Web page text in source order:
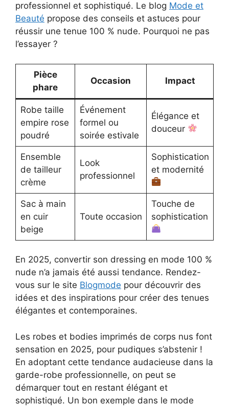
professionnel et sophistiqué. Le blog Mode et
Beauté propose des conseils et astuces pour
réussir une tenue 100 % nude. Pourquoi ne pas
l’essayer ?
Pièce
phare
Occasion Impact
Robe taille
empire rose
poudré
Événement
formel ou
soirée estivale
Élégance et
douceur
Ensemble
de tailleur
crème
Look
professionnel
Sophistication
et modernité
Sac à main
en cuir
beige
Toute occasion
Touche de
sophistication
En 2025, convertir son dressing en mode 100 %
nude n’a jamais été aussi tendance. Rendez-
vous sur le site Blogmode pour découvrir des
idées et des inspirations pour créer des tenues
élégantes et contemporaines.
Les robes et bodies imprimés de corps nus font
sensation en 2025, pour pudiques s’abstenir !
En adoptant cette tendance audacieuse dans la
garde-robe professionnelle, on peut se
démarquer tout en restant élégant et
sophistiqué. Un bon exemple dans le mode